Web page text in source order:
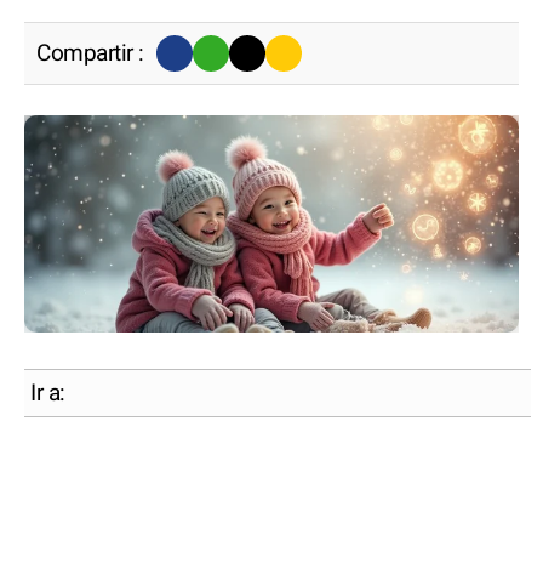
Compartir :
Ir a: